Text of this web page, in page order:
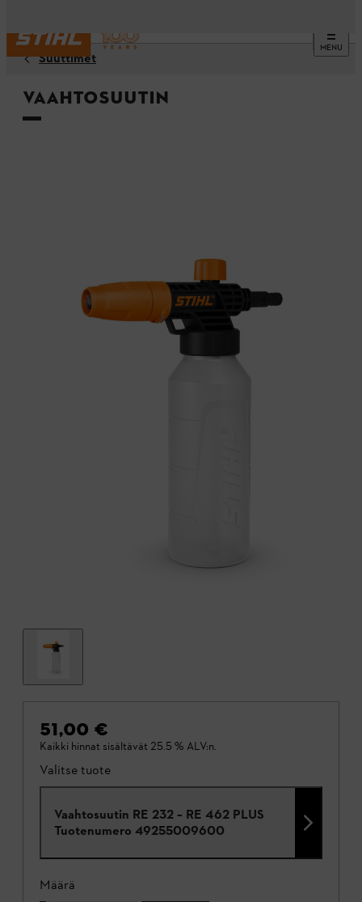
MENU
Suuttimet
Vaahtosuutin
51,00 €
Kaikki hinnat sisältävät 25.5 % ALV:n.
Valitse tuote
Vaahtosuutin RE 232 – RE 462 PLUS
Tuotenumero 49255009600
Määrä